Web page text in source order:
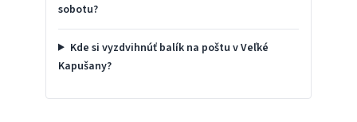
sobotu?
Kde si vyzdvihnúť balík na poštu v Veľké
Kapušany?